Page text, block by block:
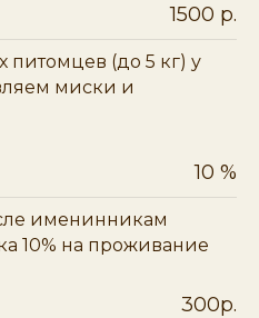
1500 р.
(до 5 кг) у
миски и
10 %
именинникам
10% на проживание
300р.